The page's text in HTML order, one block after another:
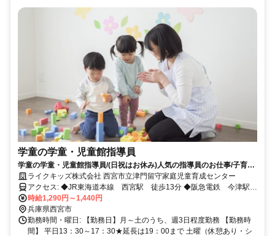
学童の学童・児童館指導員
学童の学童・児童館指導員/(日祝はお休み)人気の指導員のお仕事/子育て
経験者大歓迎です/(週3～勤務OK/)
ライクキッズ株式会社 西宮市立津門留守家庭児童育成センター
アクセス: ◆JR東海道本線 西宮駅 徒歩13分 ◆阪急電鉄 今津駅
徒歩8分
時給1,290円～1,440円
兵庫県西宮市
勤務時間・曜日: 【勤務日】月～土のうち、週3日程度勤務 【勤務時
間】 平日13：30～17：30★延長は19：00まで 土曜（休憩あり・シ